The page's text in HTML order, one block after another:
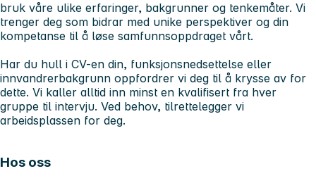
bruk våre ulike erfaringer, bakgrunner og tenkemåter. Vi
trenger deg som bidrar med unike perspektiver og din
kompetanse til å løse samfunnsoppdraget vårt.
Har du hull i CV-en din, funksjonsnedsettelse eller
innvandrerbakgrunn oppfordrer vi deg til å krysse av for
dette. Vi kaller alltid inn minst en kvalifisert fra hver
gruppe til intervju. Ved behov, tilrettelegger vi
arbeidsplassen for deg.
Hos oss